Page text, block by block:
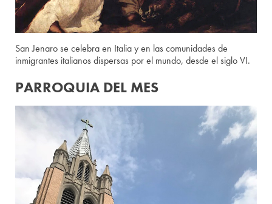
San Jenaro se celebra en Italia y en las comunidades de
inmigrantes italianos dispersas por el mundo, desde el siglo VI.
PARROQUIA DEL MES